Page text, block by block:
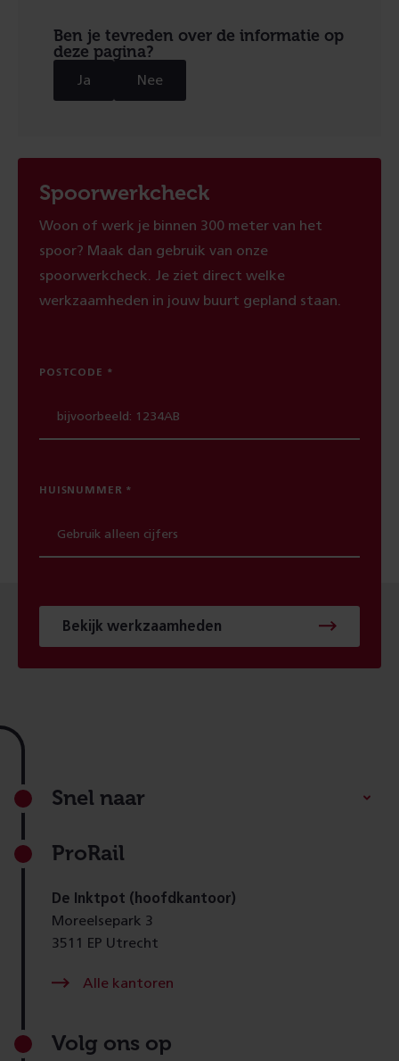
Ben je tevreden over de informatie op
deze pagina?
Ja Nee
Spoorwerkcheck
Woon of werk je binnen 300 meter van het
spoor? Maak dan gebruik van onze
spoorwerkcheck. Je ziet direct welke
werkzaamheden in jouw buurt gepland staan.
POSTCODE
HUISNUMMER
Bekijk werkzaamheden
Footer
Snel naar
ProRail
De Inktpot (hoofdkantoor)
Moreelsepark 3
3511 EP Utrecht
Alle kantoren
Volg ons op